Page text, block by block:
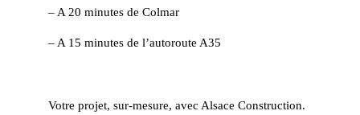
– A 20 minutes de Colmar
– A 15 minutes de l’autoroute A35
Votre projet, sur-mesure, avec Alsace Construction.